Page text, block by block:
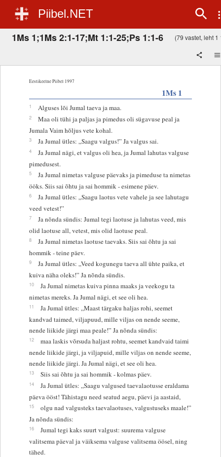
Piibel.NET
1Ms 1;1Ms 2:1-17;Mt 1:1-25;Ps 1:1-6 (79 vastet, leht 1
Eestikeelne Piibel 1997
1Ms 1
1 Alguses lõi Jumal taeva ja maa.
2
Maa oli tühi ja paljas ja pimedus oli sügavuse peal ja
Jumala Vaim hõljus vete kohal.
3 Ja Jumal ütles: „Saagu valgus!” Ja valgus sai.
4
Ja Jumal nägi, et valgus oli hea, ja Jumal lahutas valguse
pimedusest.
5
Ja Jumal nimetas valguse päevaks ja pimeduse ta nimetas
ööks. Siis sai õhtu ja sai hommik - esimene päev.
6
Ja Jumal ütles: „Saagu laotus vete vahele ja see lahutagu
veed vetest!”
7
Ja nõnda sündis: Jumal tegi laotuse ja lahutas veed, mis
olid laotuse all, vetest, mis olid laotuse peal.
8
Ja Jumal nimetas laotuse taevaks. Siis sai õhtu ja sai
hommik - teine päev.
9
Ja Jumal ütles: „Veed kogunegu taeva all ühte paika, et
kuiva näha oleks!” Ja nõnda sündis.
10
Ja Jumal nimetas kuiva pinna maaks ja veekogu ta
nimetas mereks. Ja Jumal nägi, et see oli hea.
11
Ja Jumal ütles: „Maast tärgaku haljas rohi, seemet
kandvad taimed, viljapuud, mille viljas on nende seeme,
nende liikide järgi maa peale!” Ja nõnda sündis:
12
maa laskis võrsuda haljast rohtu, seemet kandvaid taimi
nende liikide järgi, ja viljapuid, mille viljas on nende seeme,
nende liikide järgi. Ja Jumal nägi, et see oli hea.
13 Siis sai õhtu ja sai hommik - kolmas päev.
14
Ja Jumal ütles: „Saagu valgused taevalaotusse eraldama
päeva ööst! Tähistagu need seatud aegu, päevi ja aastaid,
15
olgu nad valgusteks taevalaotuses, valgustuseks maale!”
Ja nõnda sündis:
16
Jumal tegi kaks suurt valgust: suurema valguse
valitsema päeval ja väiksema valguse valitsema öösel, ning
tähed.